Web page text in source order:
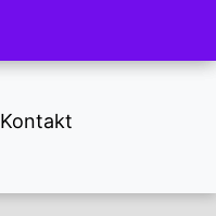
Kontakt